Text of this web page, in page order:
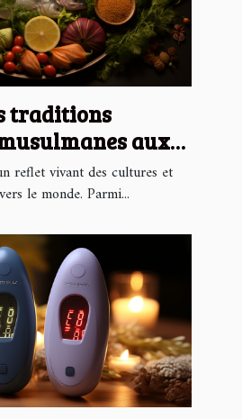
traditions
aux
reflet vivant des cultures et
le monde. Parmi...